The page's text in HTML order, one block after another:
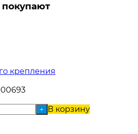
крепления
+ В корзину